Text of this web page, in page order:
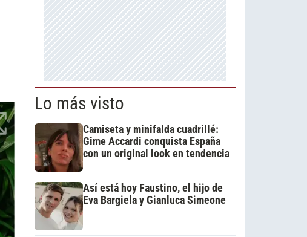
Lo más visto
Camiseta y minifalda cuadrillé:
Gime Accardi conquista España
con un original look en tendencia
Así está hoy Faustino, el hijo de
Eva Bargiela y Gianluca Simeone